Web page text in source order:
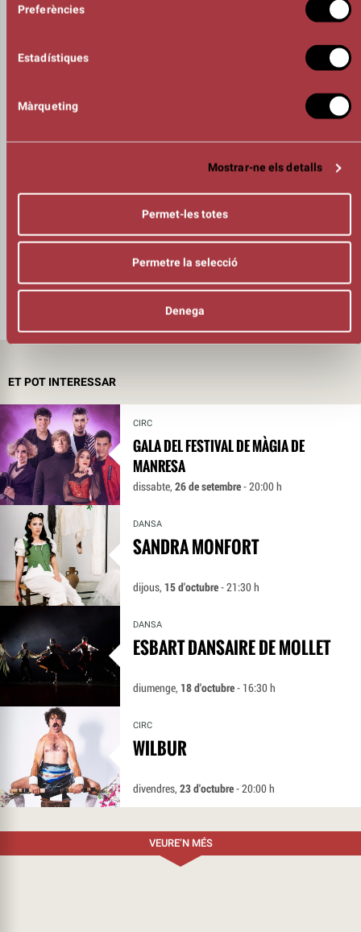
Preferències
Estadístiques
Màrqueting
Mostrar-ne els detalls
Permet-les totes
Permetre la selecció
Denega
Ingrid Esperanza
Lia Vilão, Lina Isaksson i Marta Camuffi
COMPOSICIÓ I DIRECCIÓ MUSICAL
PAISATGE SONOR (BAIX), COMPOSICIÓ I DISSENY DE SO
Jens Bouttery
Marthe Koning, Sofia Ferri i Timo Tembuyser
FOTOGRAFIA
ET POT INTERESSAR
CIRC
GALA DEL FESTIVAL DE MÀGIA DE
MANRESA
dissabte,26 de setembre- 20:00 h
DANSA
SANDRA MONFORT
dijous, 15 d'octubre- 21:30 h
DANSA
ESBART DANSAIRE DE MOLLET
diumenge, 18 d'octubre- 16:30 h
CIRC
WILBUR
divendres,23 d'octubre- 20:00 h
VEURE’N MÉS